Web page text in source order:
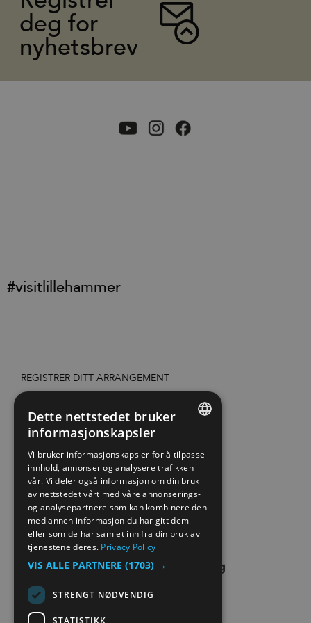
deg for
nyhetsbrev
#visitlillehammer
REGISTRER DITT ARRANGEMENT
TILGJENGELIGHETSERKLÆRING
SITE MAP
EXTRANET
NORWEGIAN
GERMAN
Dette nettstedet bruker
informasjonskapsler
Vi bruker informasjonskapsler for å tilpasse
innhold, annonser og analysere trafikken
vår. Vi deler også informasjon om din bruk
av nettstedet vårt med våre annonserings-
og analysepartnere som kan kombinere den
med annen informasjon du har gitt dem
eller som de har samlet inn fra din bruk av
tjenestene deres. Privacy Policy
VIS ALLE PARTNERE (1703) →
STRENGT NØDVENDIG
STATISTIKK